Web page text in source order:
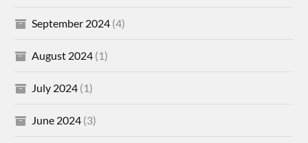
September 2024 (4)
August 2024 (1)
July 2024 (1)
June 2024 (3)